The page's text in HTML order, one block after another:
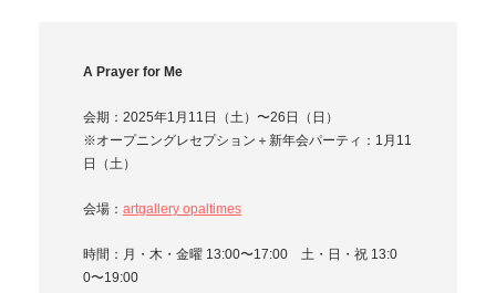
A Prayer for Me
会期：2025年1月11日（土）〜26日（日）
※オープニングレセプション＋新年会パーティ：1月11
日（土）
会場： artgallery opaltimes
時間：月・木・金曜 13:00〜17:00 土・日・祝 13:0
0〜19:00